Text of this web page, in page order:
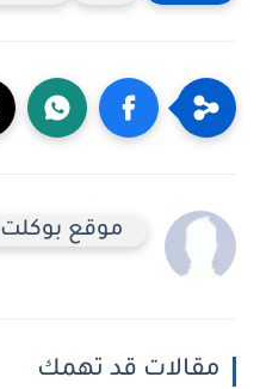
موقع بوكلت
مقالات قد تهمك